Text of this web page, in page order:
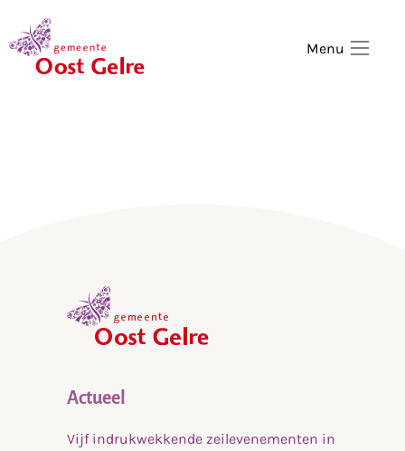
Menu
Actueel
Vijf indrukwekkende zeilevenementen in